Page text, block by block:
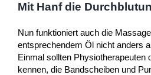
Mit Hanf die
Nun funktioniert auch die
entsprechendem Öl nicht anders
Einmal sollten Physiotherapeuten
kennen, die Bandscheiben und